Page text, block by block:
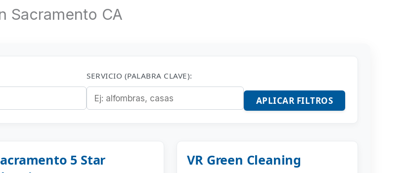
Sacramento CA
SERVICIO (PALABRA CLAVE):
APLICAR FILTROS
5 Star
VR Green Cleaning